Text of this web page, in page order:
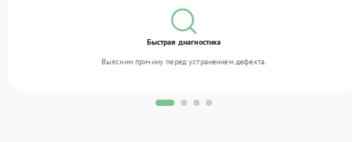
Быстрая диагностика
Выясним причину перед устранением дефекта.